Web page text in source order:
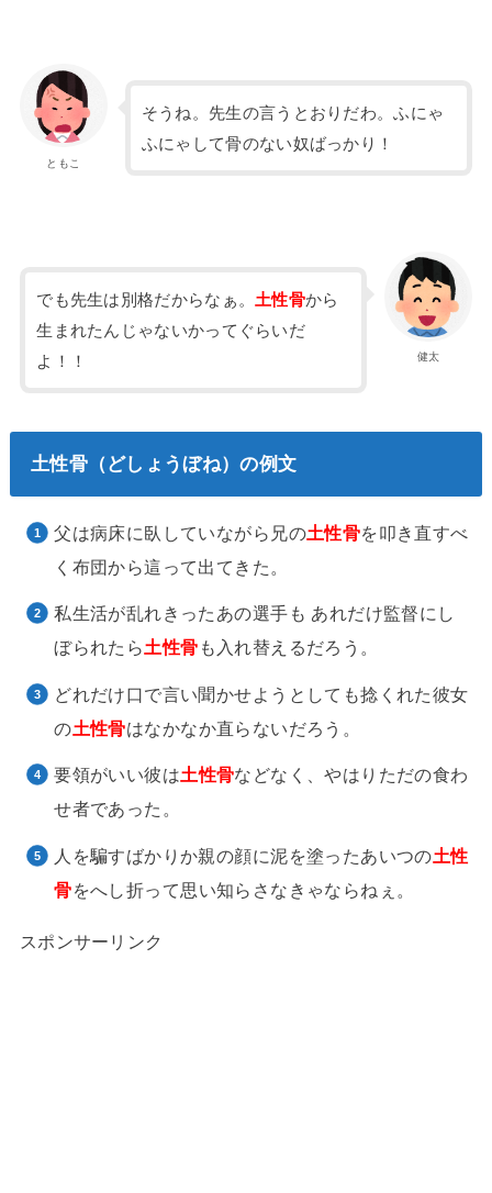
ともこ
そうね。先生の言うとおりだわ。ふにゃ
ふにゃして骨のない奴ばっかり！
健太
でも先生は別格だからなぁ。 土性骨から
生まれたんじゃないかってぐらいだ
よ！！
土性骨（どしょうぼね）の例文
父は病床に臥していながら兄の土性骨を叩き直すべ
く布団から這って出てきた。
私生活が乱れきったあの選手も あれだけ監督にし
ぼられたら土性骨 も入れ替えるだろう。
どれだけ口で言い聞かせようとしても捻くれた彼女
の土性骨はなかなか直らないだろう。
要領がいい彼は土性骨などなく、やはりただの食わ
せ者であった。
人を騙すばかりか親の顔に泥を塗ったあいつの土性
骨をへし折って思い知らさなきゃならねぇ。
スポンサーリンク